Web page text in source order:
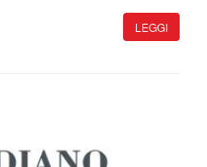
LEGGI